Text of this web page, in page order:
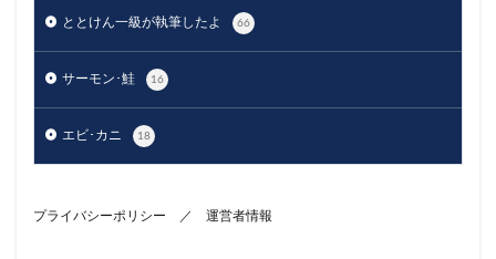
ととけん一級が執筆したよ 66
サーモン･鮭 16
エビ･カニ 18
プライバシーポリシー ／ 運営者情報